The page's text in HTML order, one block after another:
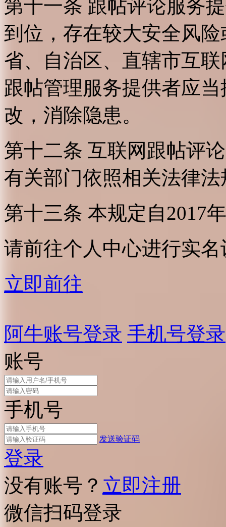
第十一条 跟帖评论服务
到位，存在较大安全风
省、自治区、直辖市互
跟帖管理服务提供者应
改，消除隐患。
第十二条 互联网跟帖评
有关部门依照相关法律
第十三条 本规定自2017
请前往个人中心进行实名
立即前往
阿牛账号登录 手机号登录
账号
手机号
发送验证码
登录
没有账号？ 立即注册
微信扫码登录